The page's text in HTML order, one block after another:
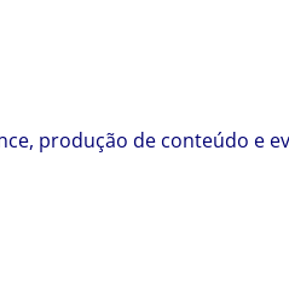
produção de conteúdo e